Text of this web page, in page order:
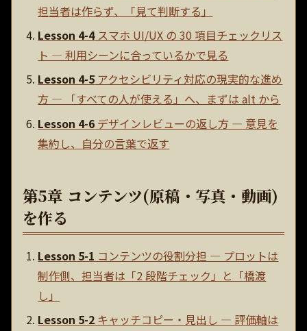
担当者は作らず、「見て判断する」
Lesson 4-4スマホ UI/UX の 30 項目チェックリス
ト — 利用シーンに合っているかで見る
Lesson 4-5 アクセシビリティ対応の現実的な進め
方 — 「すべての人が使える」へ、まずは alt から
Lesson 4-6 デザインレビューの返し方 — 意見を
集約し、自分の言葉で返す
第5章 コンテンツ(原稿・写真・動画)
を作る
Lesson 5-1 コンテンツの役割分担 — プロットは
制作側、担当者は「2 段階チェック」と「橋渡
し」
Lesson 5-2 キャッチコピー・見出し — 評価軸は